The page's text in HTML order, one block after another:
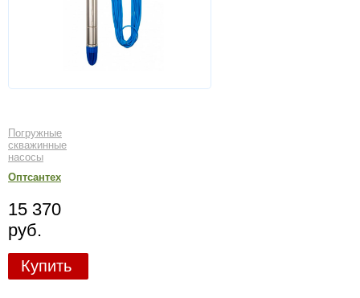
Погружные
скважинные
насосы
Оптсантех
15 370
руб.
Купить